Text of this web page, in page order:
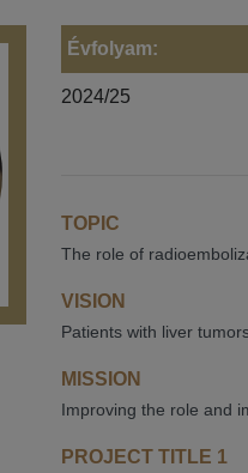
Évfolyam:
2024/25
TOPIC
The role of
VISION
Patients with liver
MISSION
Improving the role and
PROJECT TITLE 1